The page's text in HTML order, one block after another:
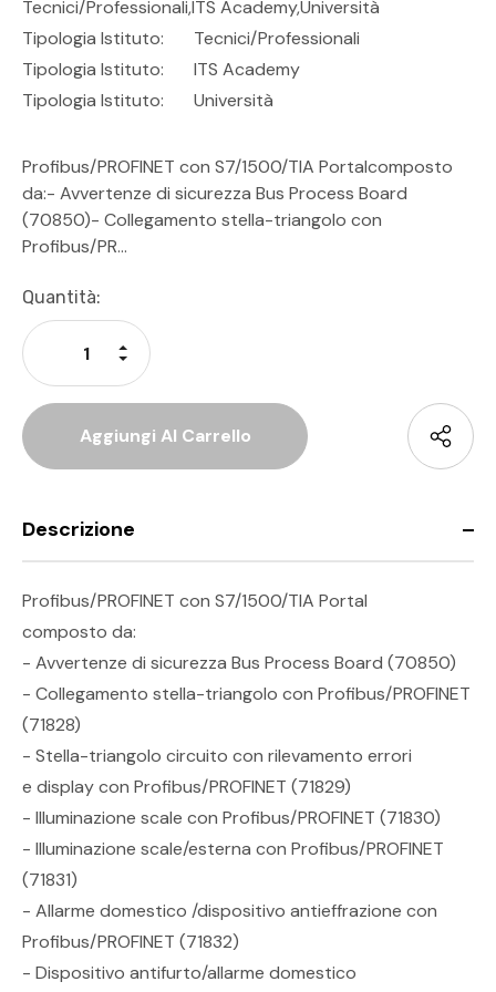
Tecnici/professionali,ITS Academy,Università
Tipologia Istituto:
Tecnici/Professionali
Tipologia Istituto:
ITS Academy
Tipologia Istituto:
Università
Profibus/PROFINET con S7/1500/TIA Portalcomposto
da:- Avvertenze di sicurezza Bus Process Board
(70850)- Collegamento stella-triangolo con
Profibus/PR…
Disponibilità
Attuale:
Quantità:
Diminuisci La Quantità Di Undefined
Aumenta La Quantità Di Undefined
Descrizione
Profibus/PROFINET con S7/1500/TIA Portal
composto da:
- Avvertenze di sicurezza Bus Process Board (70850)
- Collegamento stella-triangolo con Profibus/PROFINET
(71828)
- Stella-triangolo circuito con rilevamento errori
e display con Profibus/PROFINET (71829)
- Illuminazione scale con Profibus/PROFINET (71830)
- Illuminazione scale/esterna con Profibus/PROFINET
(71831)
- Allarme domestico /dispositivo antieffrazione con
Profibus/PROFINET (71832)
- Dispositivo antifurto/allarme domestico